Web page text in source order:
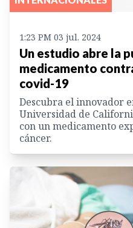
1:23 PM 03 jul. 2024
Un estudio abre la
medicamento
covid-19
Descubra el innovador
Universidad de
con un medicamento
cáncer.